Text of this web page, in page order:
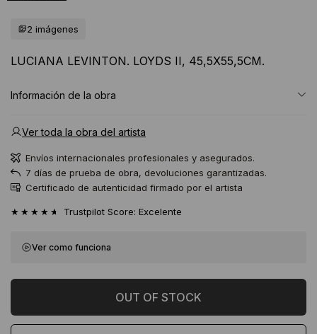
2 imágenes
LUCIANA LEVINTON. LOYDS II, 45,5X55,5CM.
Información de la obra
Ver toda la obra del artista
Envíos internacionales profesionales y asegurados.
7 días de prueba de obra, devoluciones garantizadas.
Certificado de autenticidad firmado por el artista
★★★★★ Trustpilot Score: Excelente
Ver como funciona